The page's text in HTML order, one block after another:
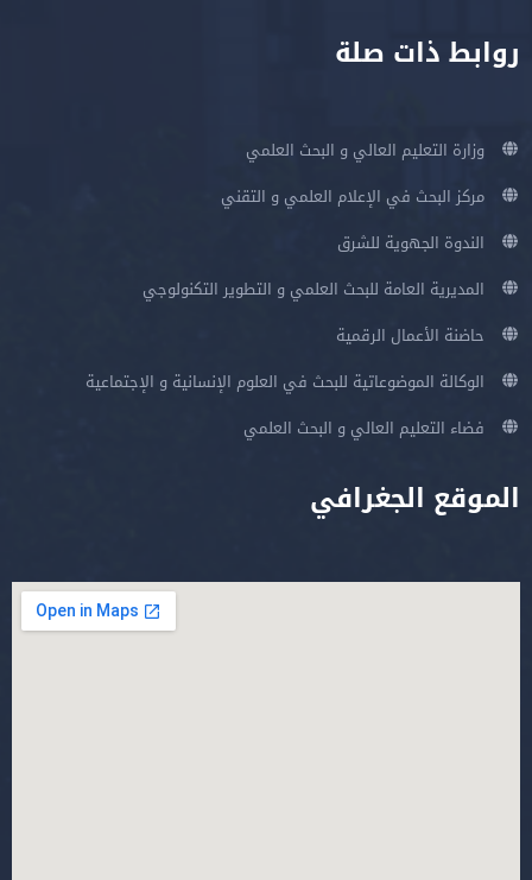
روابط ذات صلة
وزارة التعليم العالي و البحث العلمي
مركز البحث في الإعلام العلمي و التقني
الندوة الجهوية للشرق
المديرية العامة للبحث العلمي و التطوير التكنولوجي
حاضنة الأعمال الرقمية
الوكالة الموضوعاتية للبحث في العلوم الإنسانية و الإجتماعية
فضاء التعليم العالي و البحث العلمي
الموقع الجغرافي